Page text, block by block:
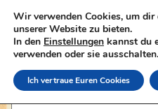
lasagne-rezepte.net
Wir verwenden Cookies, um
unserer Website zu bieten.
In den Einstellungen kannst du
verwenden oder sie ausschalten.
Ich vertraue Euren Cookies